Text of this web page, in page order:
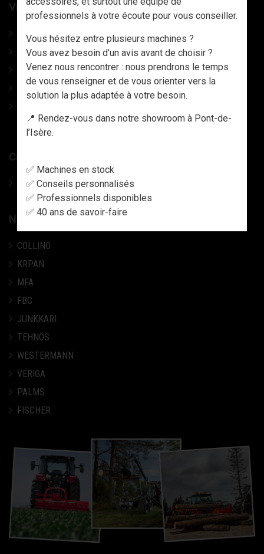
VÊTEMENTS, CHAUSSURES ET EPI
CHAUSSURES
VETEMENTS TRAVAIL & EPI
CASQUES DE PROTECTION
GANTS & MANCHETTES
VESTES, TEE-SHIRTS, ETC..
CHAINES PNEUS
Chaine pneu / Chaine neige / Tracks
NOS MARQUES
COLLINO
KRPAN
MFA
FBC
JUNKKARI
TEHNOS
WESTERMANN
VERIGA
PALMS
FISCHER
professionnels à votre écoute pour vous conseiller.
Vous hésitez entre plusieurs machines ?
Vous avez besoin d’un avis avant de choisir ?
Venez nous rencontrer : nous prendrons le temps
de vous renseigner et de vous orienter vers la
solution la plus adaptée à votre besoin.
📍 Rendez-vous dans notre showroom à Pont-de-
l’Isère.
✅ Machines en stock
✅ Conseils personnalisés
✅ Professionnels disponibles
✅ 40 ans de savoir-faire